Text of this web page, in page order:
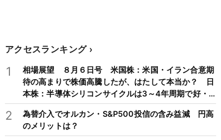
アクセスランキング
1
相場展望 ８月６日号 米国株：米国・イラン合意期
待の高まりで株価高騰したが、はたして本当か？ 日
本株：半導体シリコンサイクルは3～4年周期で好・
不況を繰り返すため注意
2
為替介入でオルカン・S&P500投信の含み益減 円高
のメリットは？